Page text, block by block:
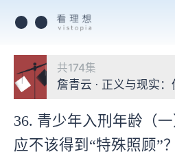
共174集
詹青云 · 正义与现实
36. 青少年入刑年龄（
应不该得到“特殊照顾”？